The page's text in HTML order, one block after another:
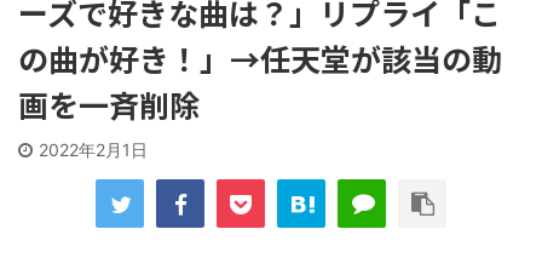
【ギャルゲ】「千恋*万花」のアニメ化決定でKOTOKOが主
題歌歌うよ！
【R-18】真・女神転生 Road to the Transcendence【二次
創作】 第２０話
北原ももさんの挑発!!!
【画像】この女優さん、可愛すぎる
美少女図鑑AWARD2026グランプリ・榎本彩乃、グラビア披
ーズで好きな曲は？」リプライ「こ
の曲が好き！」→任天堂が該当の動
画を一斉削除
2022年2月1日